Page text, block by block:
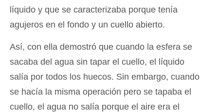
líquido y que se caracterizaba porque tenía
agujeros en el fondo y un cuello abierto.
Así, con ella demostró que cuando la esfera se
sacaba del agua sin tapar el cuello, el líquido
salía por todos los huecos. Sin embargo, cuando
se hacía la misma operación pero se tapaba el
cuello, el agua no salía porque el aire era el